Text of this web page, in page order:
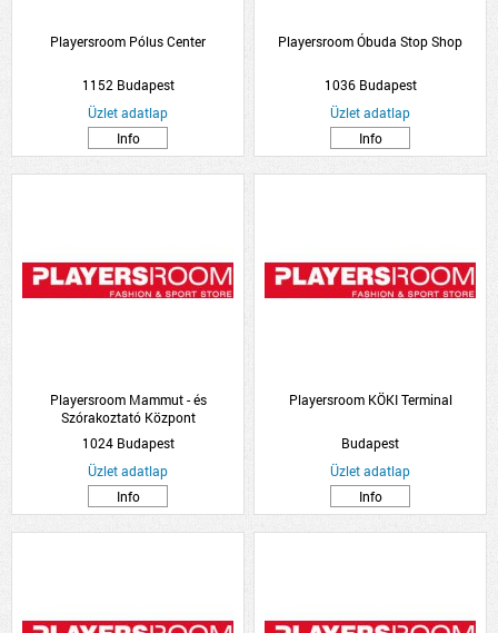
Playersroom Pólus Center
1152 Budapest
Üzlet adatlap
Info
Playersroom Óbuda Stop Shop
1036 Budapest
Üzlet adatlap
Info
Playersroom Mammut - és
Szórakoztató Központ
1024 Budapest
Üzlet adatlap
Info
Playersroom KÖKI Terminal
Budapest
Üzlet adatlap
Info